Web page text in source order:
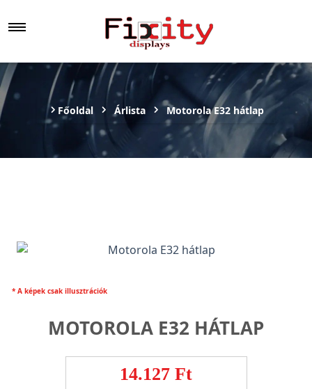
Főoldal Árlista Motorola E32 hátlap
* A képek csak illusztrációk
MOTOROLA E32 HÁTLAP
14.127 Ft